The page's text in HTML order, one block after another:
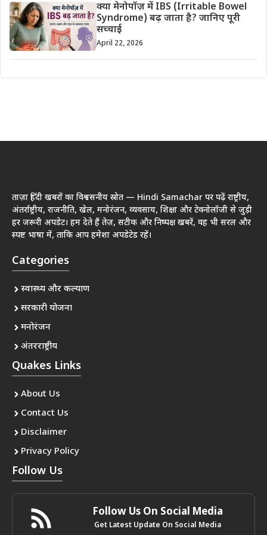
क्या मेनोपॉज़ में IBS (Irritable Bowel
Syndrome) बढ़ जाता है? जानिए पूरी
सच्चाई
April 22, 2026
ताज़ा हिंदी खबरों का विश्वसनीय स्रोत — Hindi Samachar पर पढ़ें राष्ट्रीय,
अंतर्राष्ट्रीय, राजनीति, खेल, मनोरंजन, व्यवसाय, शिक्षा और टेक्नोलॉजी से जुड़ी
हर जरूरी अपडेट। हम देते हैं तेज़, सटीक और निष्पक्ष खबरें, वह भी सरल और
स्पष्ट भाषा में, ताकि आप हमेशा अपडेटेड रहें।
Categories
स्वास्थ्य और कल्याण
सरकारी योजना
मनोरंजन
अंतरराष्ट्रीय
Quakes Links
About Us
Contact Us
Disclaimer
Privacy Policy
Follow Us
Follow Us On Social Media
Get Latest Update On Social Media